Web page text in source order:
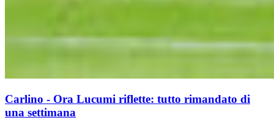
Carlino - Ora Lucumi riflette: tutto rimandato di
una settimana